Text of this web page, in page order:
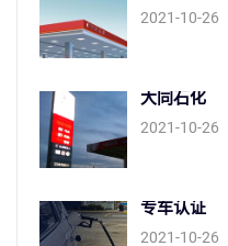
2021-10-26
大同石化
2021-10-26
专车认证
2021-10-26